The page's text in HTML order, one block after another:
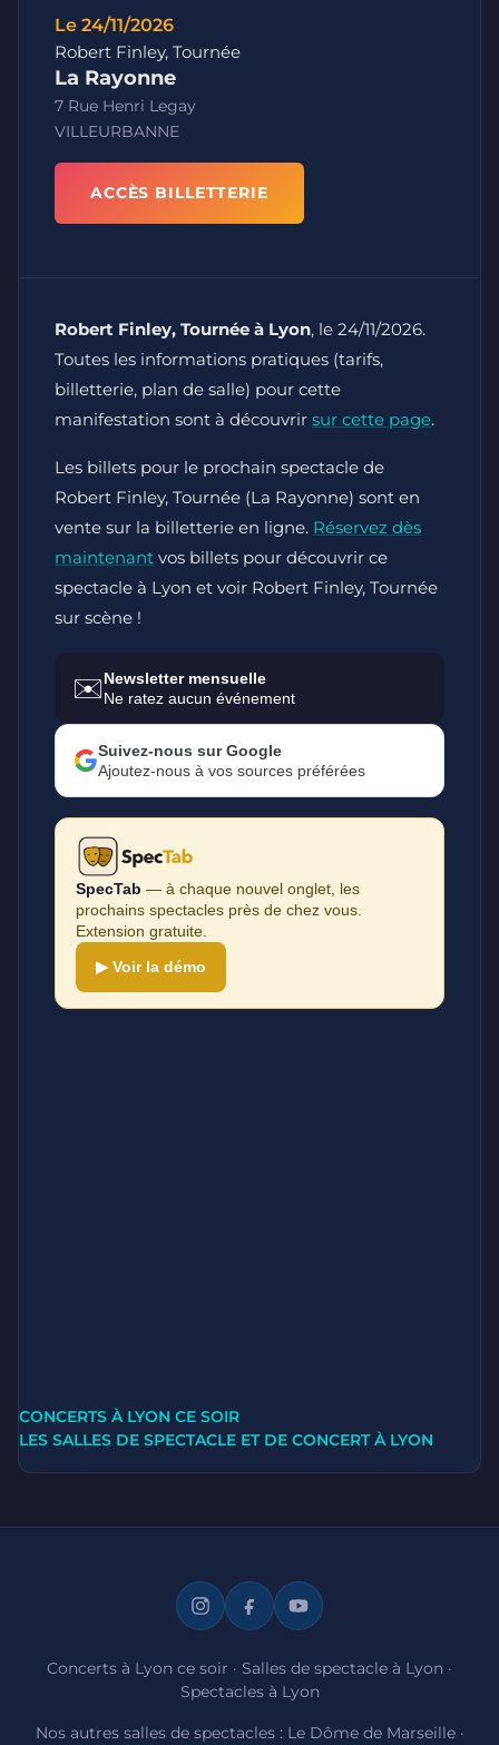
Le 24/11/2026
Robert Finley, Tournée
La Rayonne
7 Rue Henri Legay
VILLEURBANNE
ACCÈS BILLETTERIE
Robert Finley, Tournée à Lyon, le 24/11/2026.
Toutes les informations pratiques (tarifs,
billetterie, plan de salle) pour cette
manifestation sont à découvrir sur cette page.
Les billets pour le prochain spectacle de
Robert Finley, Tournée (La Rayonne) sont en
vente sur la billetterie en ligne. Réservez dès
maintenant vos billets pour découvrir ce
spectacle à Lyon et voir Robert Finley, Tournée
sur scène !
✉️Newsletter mensuelle
Ne ratez aucun événement
Suivez-nous sur Google
Ajoutez-nous à vos sources préférées
SpecTab — à chaque nouvel onglet, les
prochains spectacles près de chez vous.
Extension gratuite.
▶ Voir la démo
CONCERTS À LYON CE SOIR
LES SALLES DE SPECTACLE ET DE CONCERT À LYON
Concerts à Lyon ce soir · Salles de spectacle à Lyon ·
Spectacles à Lyon
Nos autres salles de spectacles : Le Dôme de Marseille·